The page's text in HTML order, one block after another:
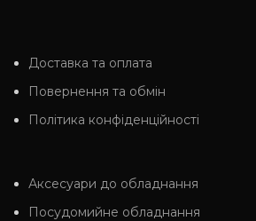
Доставка та оплата
Повернення та обмін
Політика конфіденційності
Аксесуари до обладнання
Посудомийне обладнання